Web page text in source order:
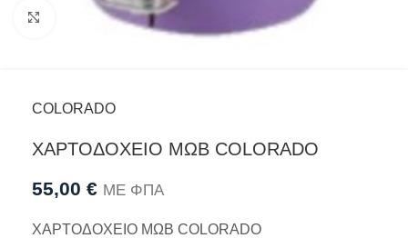
Προβολή
COLORADO
ΧΑΡΤΟΔΟΧΕΙΟ ΜΩΒ COLORADO
55,00 € ΜΕ ΦΠΑ
ΧΑΡΤΟΔΟΧΕΙΟ ΜΩΒ COLORADO